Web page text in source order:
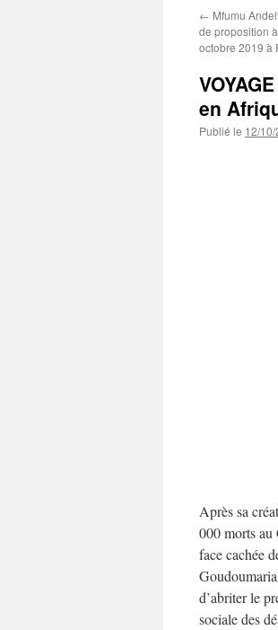
← Mfumu
de proposition
octobre 2019 à
en
Publié le 12/
Après sa
000 morts au
face cachée
d’abriter le
sociale des